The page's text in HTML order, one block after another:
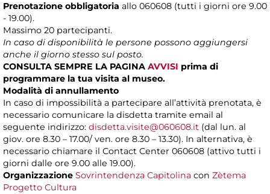
Prenotazione obbligatoria allo 060608 (tutti i giorni ore 9.00
- 19.00).
Massimo 20 partecipanti.
In caso di disponibilità le persone possono aggiungersi
anche il giorno stesso sul posto.
CONSULTA SEMPRE LA PAGINA AVVISI prima di
programmare la tua visita al museo.
Modalità di annullamento
In caso di impossibilità a partecipare all’attività prenotata, è
necessario comunicare la disdetta tramite email al
seguente indirizzo: disdetta.visite@060608.it (dal lun. al
giov. ore 8.30 – 17.00/ ven. ore 8.30 – 13.30). In alternativa, è
necessario chiamare il Contact Center 060608 (attivo tutti i
giorni dalle ore 9.00 alle 19.00).
Organizzazione Sovrintendenza Capitolina con Zètema
Progetto Cultura